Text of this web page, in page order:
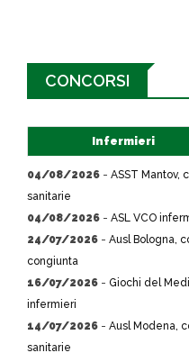
CONCORSI
Infermieri
04/08/2026 - ASST Mantov,
sanitarie
04/08/2026 - ASL VCO
24/07/2026 - Ausl Bologna,
congiunta
16/07/2026 - Giochi del
infermieri
14/07/2026 - Ausl Modena,
sanitarie